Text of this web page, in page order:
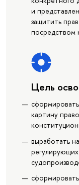
и
защитить
посредством
Цель
картину
выработать